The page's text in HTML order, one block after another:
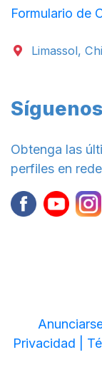
Formulario de
Limassol,
Síguenos
Obtenga las
perfiles en
Privacidad |